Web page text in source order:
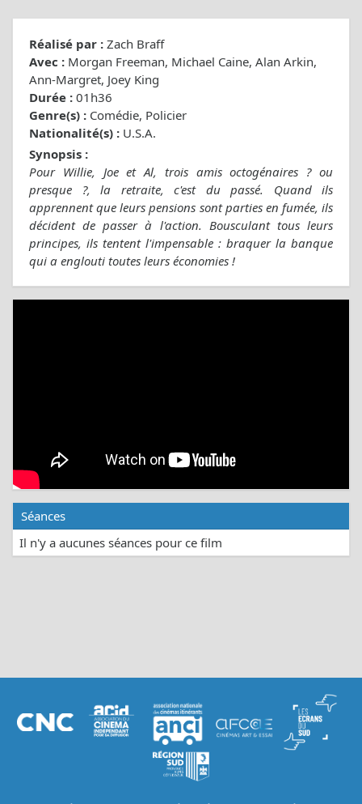
Réalisé par : Zach Braff
Avec : Morgan Freeman, Michael Caine, Alan Arkin,
Ann-Margret, Joey King
Durée : 01h36
Genre(s) : Comédie, Policier
Nationalité(s) : U.S.A.
Synopsis :
Pour Willie, Joe et Al, trois amis octogénaires ? ou
presque ?, la retraite, c'est du passé. Quand ils
apprennent que leurs pensions sont parties en fumée, ils
décident de passer à l'action. Bousculant tous leurs
principes, ils tentent l'impensable : braquer la banque
qui a englouti toutes leurs économies !
Séances
Il n'y a aucunes séances pour ce film